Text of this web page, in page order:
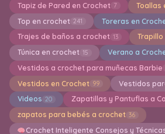
Tapiz de Pared en Crochet 7 Toallas
Top en crochet 241 Toreras en
Trajes de baños a crochet 13
Túnica en crochet 15 Verano a
Vestidos a crochet para muñecas Barbie
Vestidos en Crochet 99 Vestidos
Videos 20 Zapatillas y Pantuflas a
zapatos para bebés a crochet 36
Crochet Inteligente Consejos y